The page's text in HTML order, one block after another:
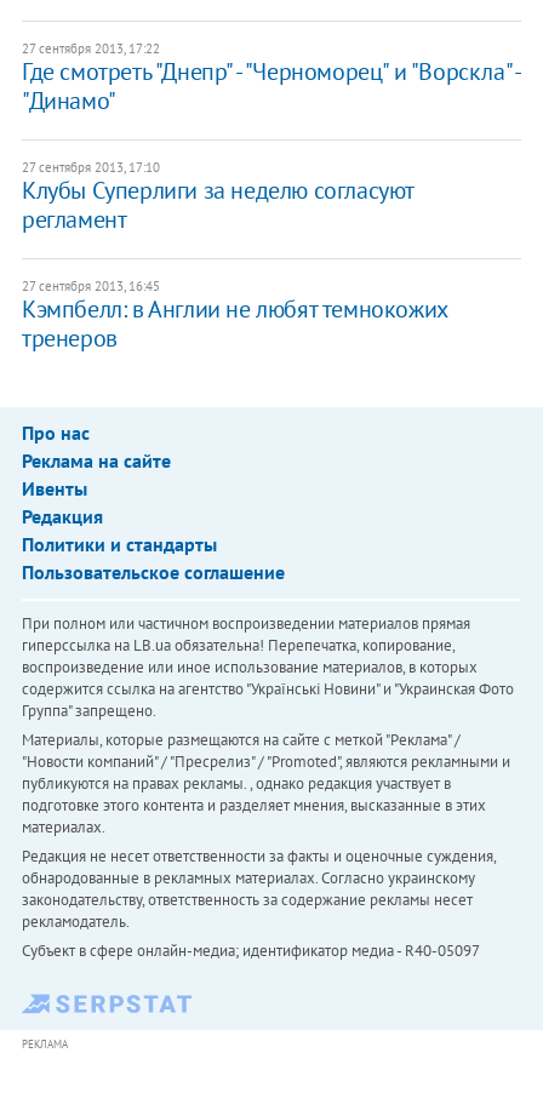
27 сентября 2013, 17:22
Где смотреть "Днепр" - "Черноморец" и "Ворскла" -
"Динамо"
27 сентября 2013, 17:10
Клубы Суперлиги за неделю согласуют
регламент
27 сентября 2013, 16:45
Кэмпбелл: в Англии не любят темнокожих
тренеров
Про нас
Реклама на сайте
Ивенты
Редакция
Политики и стандарты
Пользовательское соглашение
При полном или частичном воспроизведении материалов прямая
гиперссылка на LB.ua обязательна! Перепечатка, копирование,
воспроизведение или иное использование материалов, в которых
содержится ссылка на агентство "Українськi Новини" и "Украинская Фото
Группа" запрещено.
Материалы, которые размещаются на сайте с меткой "Реклама" /
"Новости компаний" / "Пресрелиз" / "Promoted", являются рекламными и
публикуются на правах рекламы. , однако редакция участвует в
подготовке этого контента и разделяет мнения, высказанные в этих
материалах.
Редакция не несет ответственности за факты и оценочные суждения,
обнародованные в рекламных материалах. Согласно украинскому
законодательству, ответственность за содержание рекламы несет
рекламодатель.
Субъект в сфере онлайн-медиа; идентификатор медиа - R40-05097
РЕКЛАМА